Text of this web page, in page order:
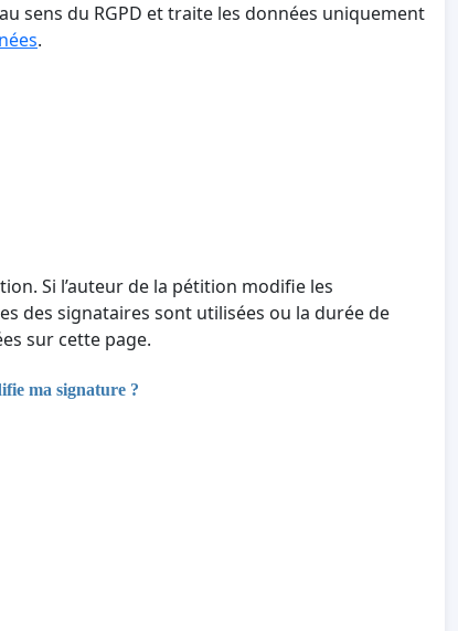
sens du RGPD et traite les données uniquement
.
Si l’auteur de la pétition modifie les
des signataires sont utilisées ou la durée de
sur cette page.
ma signature ?